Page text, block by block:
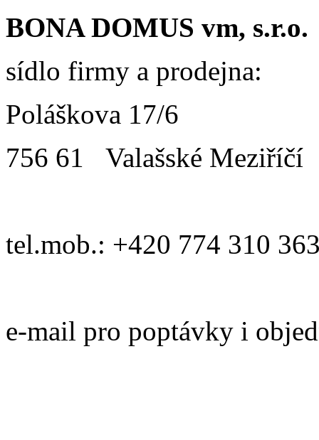
BONA DOMUS vm, s.r.o.
sídlo firmy a prodejna:
Poláškova 17/6
756 61 Valašské Meziříčí
tel.mob.: +420 774 310
e-mail pro poptávky i